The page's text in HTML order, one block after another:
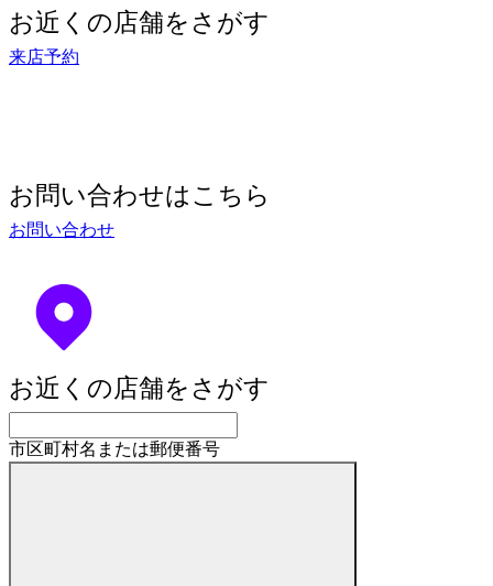
お近くの店舗をさがす
来店予約
お問い合わせはこちら
お問い合わせ
お近くの店舗をさがす
市区町村名または郵便番号